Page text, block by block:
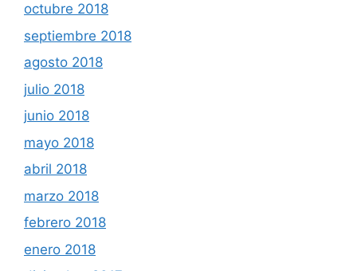
octubre 2018
septiembre 2018
agosto 2018
julio 2018
junio 2018
mayo 2018
abril 2018
marzo 2018
febrero 2018
enero 2018